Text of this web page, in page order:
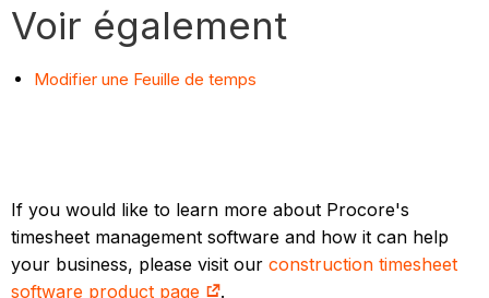
Voir également
Modifier une Feuille de temps
If you would like to learn more about Procore's
timesheet management software and how it can help
your business, please visit ourconstruction timesheet
software product page
.